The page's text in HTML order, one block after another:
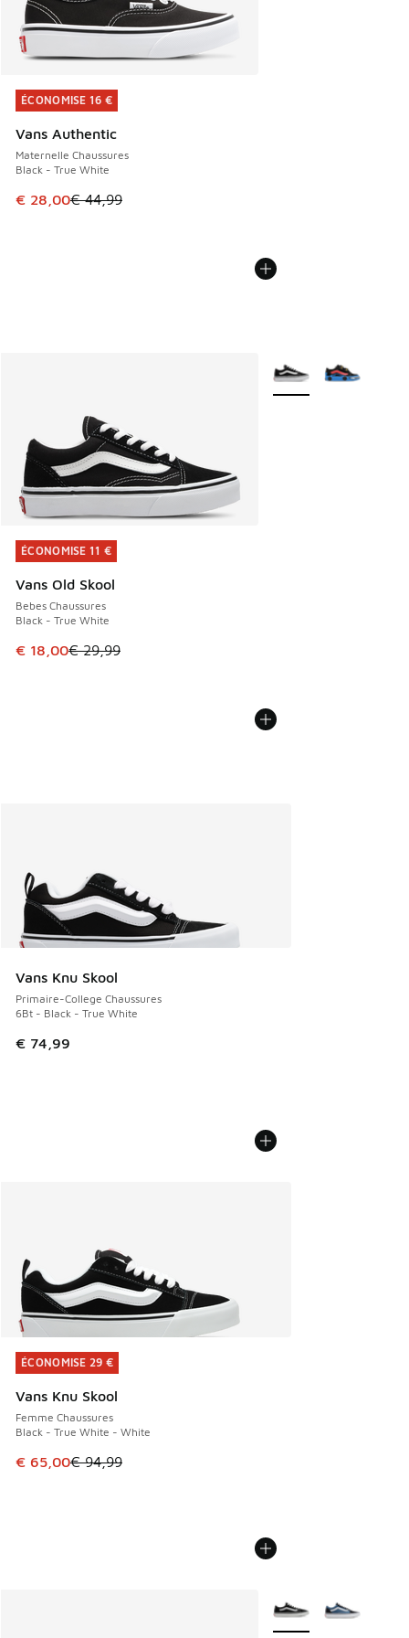
ÉCONOMISE 16 €
Vans Authentic
Maternelle Chaussures
Black - True White
Cet article est en promotion. Prix en baisse de € 44,99 à
€ 28,00€ 44,99
ÉCONOMISE 16 €
ÉCONOMISE 11 €
Vans Old Skool
Bebes Chaussures
Black - True White
Cet article est en promotion. Prix en baisse de € 29,99 à
€ 18,00€ 29,99
ÉCONOMISE 11 €
Plus de couleurs
Vans Knu Skool
Primaire-College Chaussures
6Bt - Black - True White
€ 74,99
ÉCONOMISE 29 €
Vans Knu Skool
Femme Chaussures
Black - True White - White
Cet article est en promotion. Prix en baisse de € 94,99 à
€ 65,00€ 94,99
ÉCONOMISE 29 €
Plus de couleurs